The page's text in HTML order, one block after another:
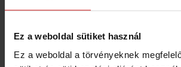
Ez a weboldal sütiket használ
Ez a weboldal a törvényeknek
A bankkártya és átutalás mellett